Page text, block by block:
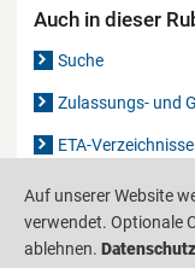
Auch in dieser
Suche
Zulassungs- und
ETA-Verzeichnisse
Gutachten-
Auf unserer Website
verwendet. Optionale
ablehnen. Datenschutz